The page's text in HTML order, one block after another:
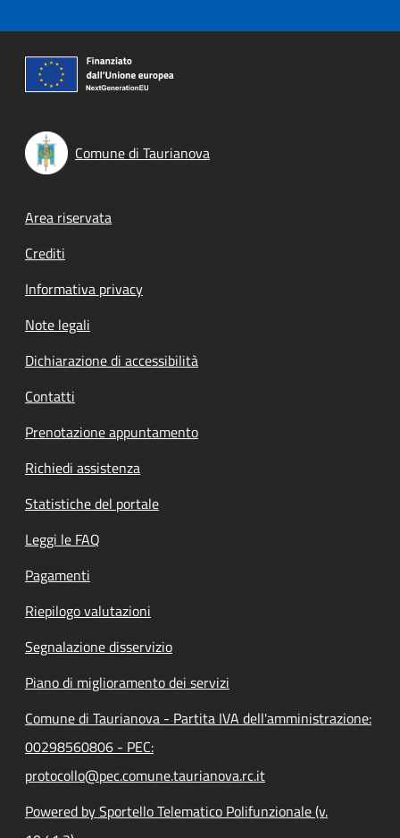
Comune di Taurianova
Footer menu
Area riservata
Crediti
Informativa privacy
Note legali
Dichiarazione di accessibilità
Contatti
Prenotazione appuntamento
Richiedi assistenza
Statistiche del portale
Leggi le FAQ
Pagamenti
Riepilogo valutazioni
Segnalazione disservizio
Piano di miglioramento dei servizi
Comune di Taurianova - Partita IVA dell'amministrazione:
00298560806 - PEC:
protocollo@pec.comune.taurianova.rc.it
Powered by Sportello Telematico Polifunzionale (v.